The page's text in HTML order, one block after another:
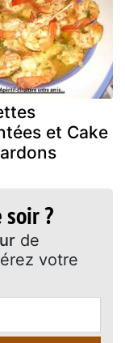
et Cake
soir ?
de
votre